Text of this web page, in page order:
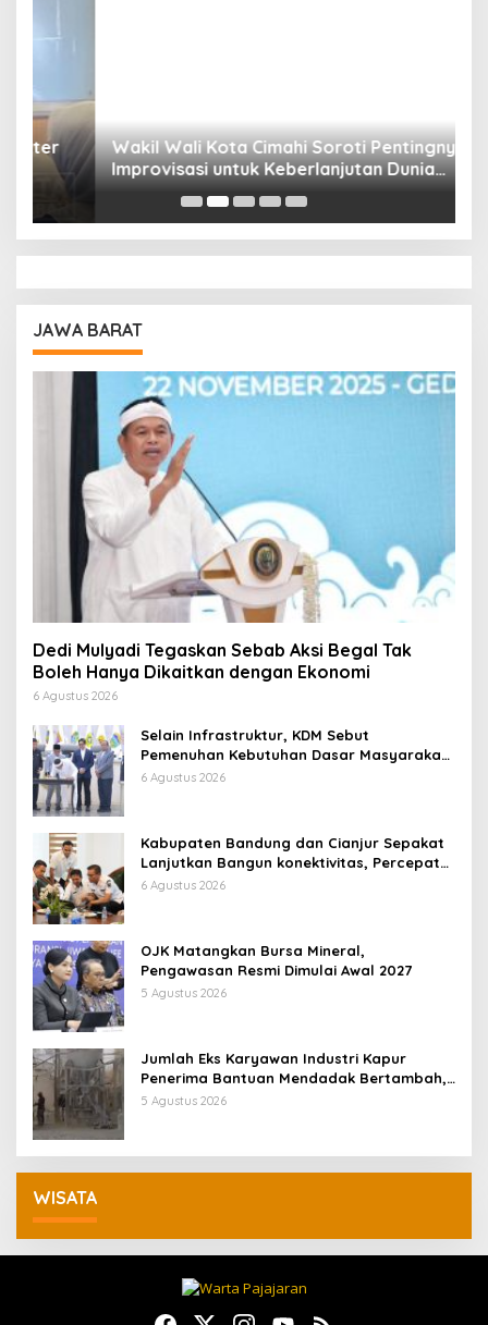
Wakil Wali Kota Cimahi Soroti Pentingnya
Improvisasi untuk Keberlanjutan Dunia
Pendidikan
JAWA BARAT
Dedi Mulyadi Tegaskan Sebab Aksi Begal Tak
Boleh Hanya Dikaitkan dengan Ekonomi
6 Agustus 2026
Selain Infrastruktur, KDM Sebut
Pemenuhan Kebutuhan Dasar Masyarakat
Jadi Fokus APBD Jabar 2027
6 Agustus 2026
Kabupaten Bandung dan Cianjur Sepakat
Lanjutkan Bangun konektivitas, Percepat
Pertumbuhan Ekonomi Daerah
6 Agustus 2026
OJK Matangkan Bursa Mineral,
Pengawasan Resmi Dimulai Awal 2027
5 Agustus 2026
Jumlah Eks Karyawan Industri Kapur
Penerima Bantuan Mendadak Bertambah,
KDM: Kita Identifikasi
5 Agustus 2026
WISATA